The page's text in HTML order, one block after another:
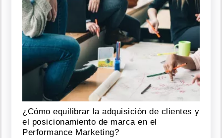
¿Cómo equilibrar la adquisición de clientes y
el posicionamiento de marca en el
Performance Marketing?